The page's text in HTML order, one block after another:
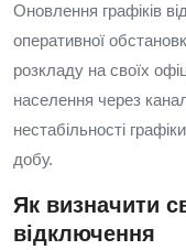
Оновлення графіків
оперативної
розкладу на своїх
населення через
нестабільності
добу.
Як визначити
відключення